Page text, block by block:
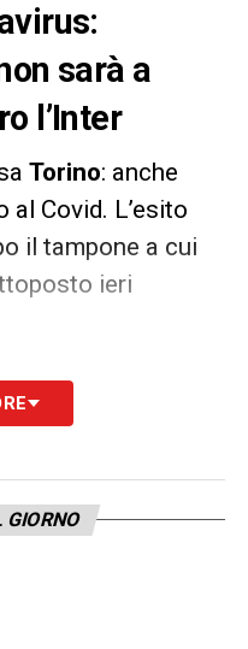
sarà a
l’Inter
Torino: anche
al Covid. L’esito
il tampone a cui
ieri
isolamento anche
alle visite
Murru,
GIORNO